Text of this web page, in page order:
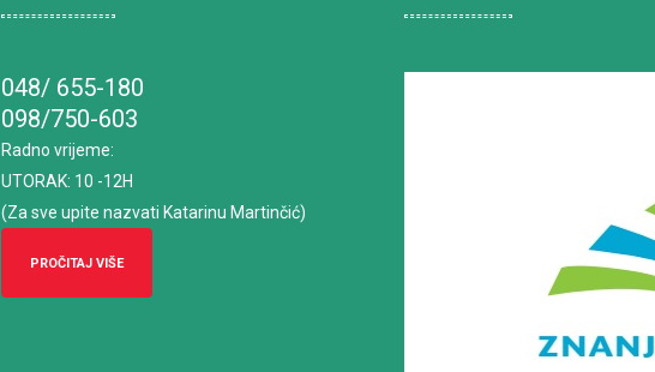
048/ 655-180
098/750-603
Radno vrijeme:
UTORAK: 10 -12H
(Za sve upite nazvati Katarinu Martinčić)
PROČITAJ VIŠE